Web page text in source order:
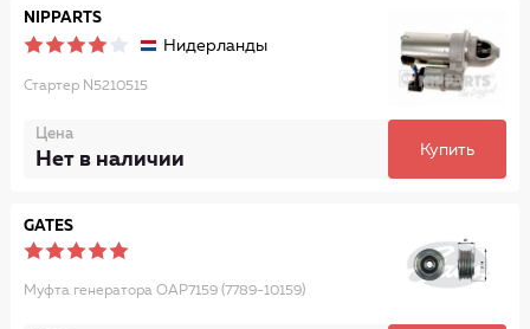
NIPPARTS
Нидерланды
Стартер N5210515
Цена
Нет в наличии Купить
GATES
Муфта генератора OAP7159 (7789-10159)